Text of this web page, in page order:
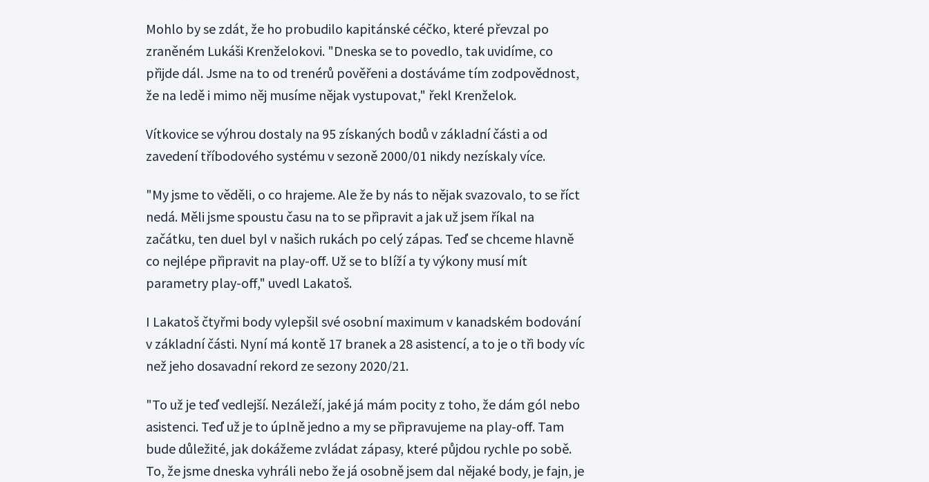
Mohlo by se zdát, že ho probudilo kapitánské céčko, které převzal po
zraněném Lukáši Krenželokovi. "Dneska se to povedlo, tak uvidíme, co
přijde dál. Jsme na to od trenérů pověřeni a dostáváme tím zodpovědnost,
že na ledě i mimo něj musíme nějak vystupovat," řekl Krenželok.
Vítkovice se výhrou dostaly na 95 získaných bodů v základní části a od
zavedení tříbodového systému v sezoně 2000/01 nikdy nezískaly více.
"My jsme to věděli, o co hrajeme. Ale že by nás to nějak svazovalo, to se říct
nedá. Měli jsme spoustu času na to se připravit a jak už jsem říkal na
začátku, ten duel byl v našich rukách po celý zápas. Teď se chceme hlavně
co nejlépe připravit na play-off. Už se to blíží a ty výkony musí mít
parametry play-off," uvedl Lakatoš.
I Lakatoš čtyřmi body vylepšil své osobní maximum v kanadském bodování
v základní části. Nyní má kontě 17 branek a 28 asistencí, a to je o tři body víc
než jeho dosavadní rekord ze sezony 2020/21.
"To už je teď vedlejší. Nezáleží, jaké já mám pocity z toho, že dám gól nebo
asistenci. Teď už je to úplně jedno a my se připravujeme na play-off. Tam
bude důležité, jak dokážeme zvládat zápasy, které půjdou rychle po sobě.
To, že jsme dneska vyhráli nebo že já osobně jsem dal nějaké body, je fajn, je